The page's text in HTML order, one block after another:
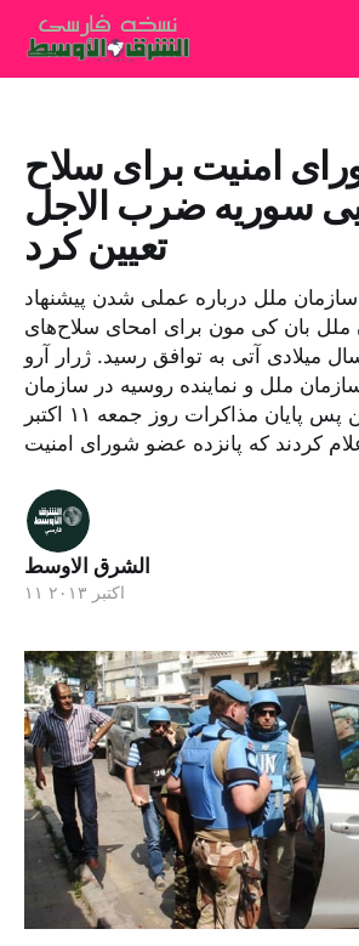
امنیت برای سلاح
سوریه ضرب الاجل
تعیین کرد
ملل درباره عملی شدن پیشنهاد
ملل بان کی مون برای امحای سلاح‌های
میلادی آتی به توافق رسید. ژرار آرو
ملل و نماینده روسیه در سازمان
ملل ویتالی چرکین پس پایان مذاکرات روز جمعه ۱۱ اکتبر
الشرق الاوسط
۱۱ اکتبر ۲۰۱۳